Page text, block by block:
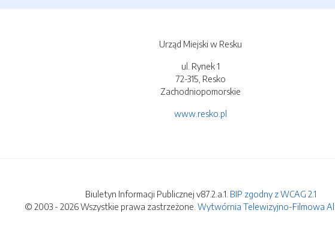
Urząd Miejski w Resku
ul. Rynek 1
72-315, Resko
Zachodniopomorskie
www.resko.pl
Biuletyn Informacji Publicznej v87.2.a.1. BIP zgodny z WCAG 2.1
© 2003 - 2026 Wszystkie prawa zastrzeżone. Wytwórnia Telewizyjno-Filmowa